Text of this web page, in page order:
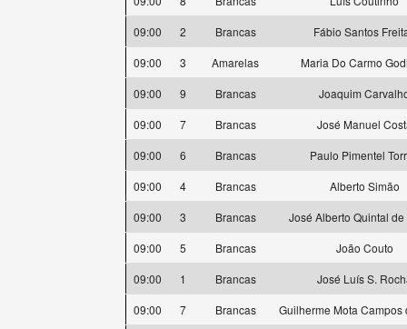
09:00
2 Brancas
Fábio Santos
09:00
3 Amarelas
Maria Do Carmo
09:00
9 Brancas
Joaquim
09:00
7 Brancas
José Manuel
09:00
6 Brancas
Paulo Pimentel
09:00
4 Brancas
Alberto Simão
09:00
3 Brancas
José Alberto Quintal de
09:00
5 Brancas
João Couto
09:00
1 Brancas
José Luís S.
09:00
7 Brancas
Guilherme Mota Campos